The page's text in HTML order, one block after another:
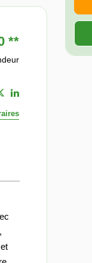
**